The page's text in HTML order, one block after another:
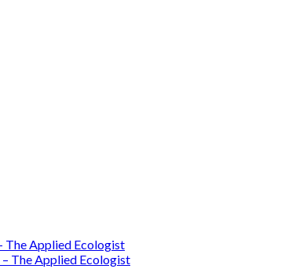
The Applied Ecologist
– The Applied Ecologist